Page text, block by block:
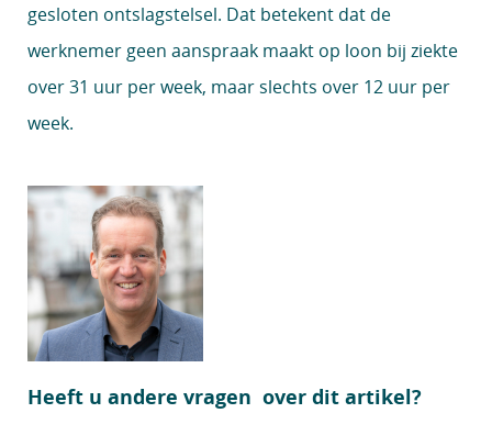
gesloten ontslagstelsel. Dat betekent dat de
werknemer geen aanspraak maakt op loon bij ziekte
over 31 uur per week, maar slechts over 12 uur per
week.
Heeft u andere vragen over dit artikel?